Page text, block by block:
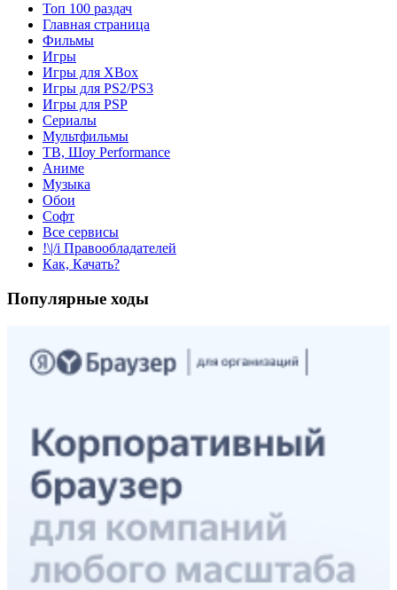
Топ 100 раздач
Главная страница
Фильмы
Игры
Игры для XBox
Игры для PS2/PS3
Игры для PSP
Сериалы
Мультфильмы
ТВ, Шоу Performance
Аниме
Музыка
Обои
Софт
Все сервисы
!\|/i Правообладателей
Как, Качать?
Популярные ходы